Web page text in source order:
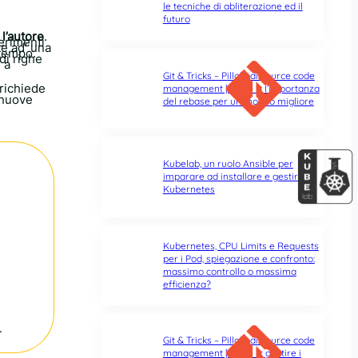
l’autore.
ad’ una
righe
a
le tecniche di abliterazione ed il
futuro
Git & Tricks – Pillole di source code
management | Parte 3: l’importanza
del rebase per un mondo migliore
Kubelab, un ruolo Ansible per
imparare ad installare e gestire
Kubernetes
Kubernetes, CPU Limits e Requests
per i Pod, spiegazione e confronto:
massimo controllo o massima
efficienza?
Git & Tricks – Pillole di source code
management | Parte 2: gestire i